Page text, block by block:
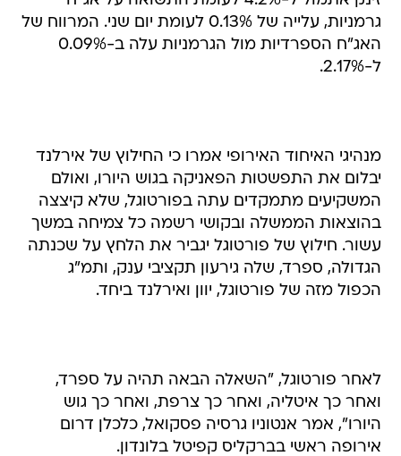
גרמניות, עלייה של 0.13% לעומת יום שני. המרווח של
האג"ח הספרדיות מול הגרמניות עלה ב-0.09%
ל-2.17%.
מנהיגי האיחוד האירופי אמרו כי החילוץ של אירלנד
יבלום את התפשטות הפאניקה בגוש היורו, ואולם
המשקיעים מתמקדים עתה בפורטוגל, שלא קיצצה
בהוצאות הממשלה ובקושי רשמה כל צמיחה במשך
עשור. חילוץ של פורטוגל יגביר את הלחץ על שכנתה
הגדולה, ספרד, שלה גירעון תקציבי ענק, ותמ"ג
הכפול מזה של פורטוגל, יוון ואירלנד ביחד.
לאחר פורטוגל, "השאלה הבאה תהיה על ספרד,
ואחר כך איטליה, ואחר כך צרפת, ואחר כך גוש
היורו", אמר אנטוניו גרסיה פסקואל, כלכלן דרום
אירופה ראשי בברקליס קפיטל בלונדון.